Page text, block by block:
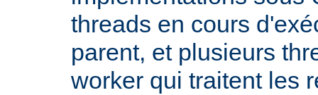
threads en cours
parent, et plusieurs
worker qui traitent les